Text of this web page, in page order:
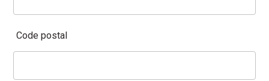
Code postal